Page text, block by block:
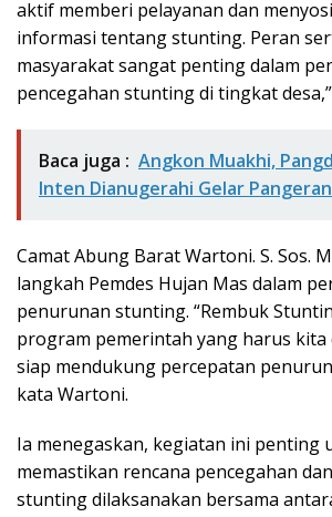
aktif memberi pelayanan dan
informasi tentang stunting. Peran
masyarakat sangat penting dalam
pencegahan stunting di tingkat
Baca juga : Angkon Muakhi,
Inten Dianugerahi Gelar
Camat Abung Barat Wartoni. S. Sos.
langkah Pemdes Hujan Mas dalam
penurunan stunting. “Rembuk
program pemerintah yang harus kita
siap mendukung percepatan
kata Wartoni.
Ia menegaskan, kegiatan ini penting
memastikan rencana pencegahan
stunting dilaksanakan bersama